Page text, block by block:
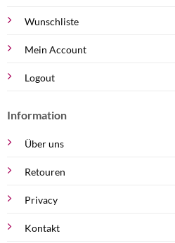
Wunschliste
Mein Account
Logout
Information
Über uns
Retouren
Privacy
Kontakt